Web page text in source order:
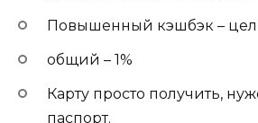
Повышенный кэшбэк –
общий – 1%
Карту просто получить,
паспорт.